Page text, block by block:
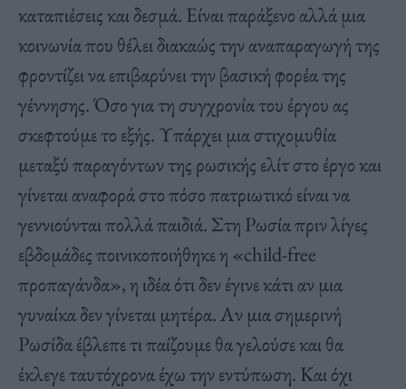
καταπιέσεις και δεσμά. Είναι παράξενο αλλά μια
κοινωνία που θέλει διακαώς την αναπαραγωγή της
φροντίζει να επιβαρύνει την βασική φορέα της
γέννησης. Όσο για τη συγχρονία του έργου ας
σκεφτούμε το εξής. Υπάρχει μια στιχομυθία
μεταξύ παραγόντων της ρωσικής ελίτ στο έργο και
γίνεται αναφορά στο πόσο πατριωτικό είναι να
γεννιούνται πολλά παιδιά. Στη Ρωσία πριν λίγες
εβδομάδες ποινικοποιήθηκε η «child-free
προπαγάνδα», η ιδέα ότι δεν έγινε κάτι αν μια
γυναίκα δεν γίνεται μητέρα. Αν μια σημερινή
Ρωσίδα έβλεπε τι παίζουμε θα γελούσε και θα
έκλεγε ταυτόχρονα έχω την εντύπωση. Και όχι